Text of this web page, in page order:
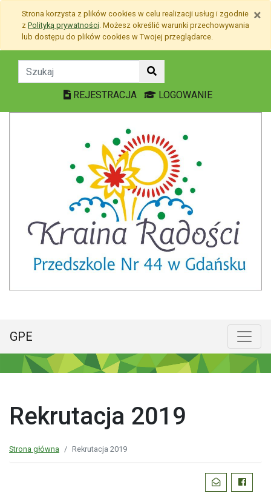
do treści
do menu
strony
×
Strona korzysta z plików cookies w celu realizacji usług i zgodnie
z Polityką prywatności. Możesz określić warunki przechowywania
lub dostępu do plików cookies w Twojej przeglądarce.
Rekrutacja 2019 -
REJESTRACJA LOGOWANIE
Menu główne
GPE
Rekrutacja 2019
Strona główna Rekrutacja 2019
Podziel